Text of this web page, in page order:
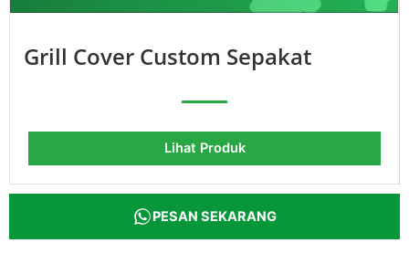
Grill Cover Custom Sepakat
Lihat Produk
PESAN SEKARANG